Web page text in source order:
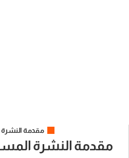
مقدمة النشرة
مقدمة النشرة المسائية 01-